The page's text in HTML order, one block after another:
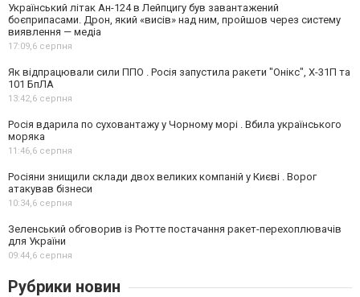
Український літак Ан-124 в Лейпцигу був завантажений
боєприпасами. Дрон, який «висів» над ним, пройшов через систему
виявлення — медіа
17:09, 6 серпня
Як відпрацювали сили ППО . Росія запустила ракети "Онікс", Х-31П та
101 БпЛА
13:42, 6 серпня
Росія вдарила по суховантажу у Чорному морі . Вбила українського
моряка
11:46, 6 серпня
Росіяни знищили склади двох великих компаній у Києві . Ворог
атакував бізнеси
10:34, 6 серпня
Зеленський обговорив із Рютте постачання ракет-перехоплювачів
для України
09:44, 6 серпня
Рубрики новин